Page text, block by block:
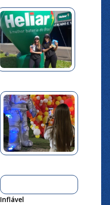
Inflável